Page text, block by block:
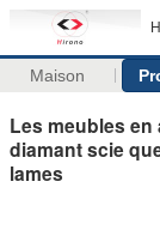
Maison
Les meubles en
diamant scie
lames